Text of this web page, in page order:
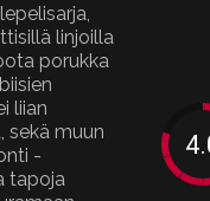
linjoilla
porukka
liian
sekä muun
-
tapoja